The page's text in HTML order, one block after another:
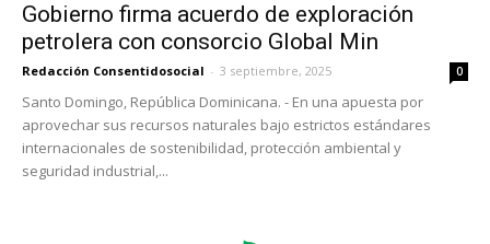
Gobierno firma acuerdo de exploración
petrolera con consorcio Global Min
Redacción Consentidosocial - 3 septiembre, 2025 0
Santo Domingo, República Dominicana. - En una apuesta por
aprovechar sus recursos naturales bajo estrictos estándares
internacionales de sostenibilidad, protección ambiental y
seguridad industrial,...